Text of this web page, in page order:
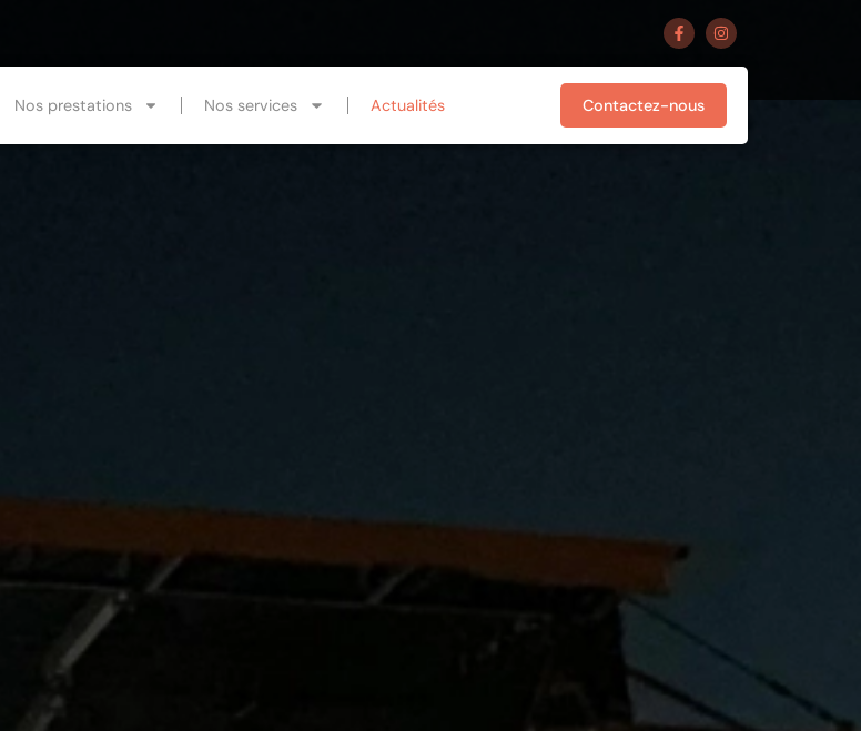
Nos prestations Nos services Actualités Contactez-nous